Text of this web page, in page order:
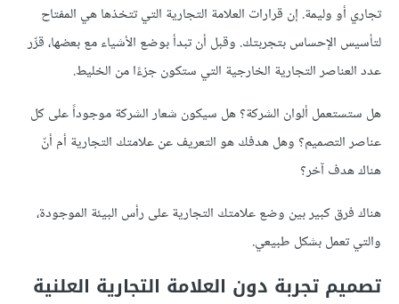
تجاري أو وليمة. إن قرارات العلامة التجارية التي تتخذها هي المفتاح
لتأسيس الإحساس بتجربتك. وقبل أن تبدأ بوضع الأشياء مع بعضها، قرِّر
عدد العناصر التجارية الخارجية التي ستكون جزءًا من الخليط.
هل ستستعمل ألوان الشركة؟ هل سيكون شعار الشركة موجوداً على كل
عناصر التصميم؟ وهل هدفك هو التعريف عن علامتك التجارية أم أنّ
هناك هدف آخر؟
هناك فرق كبير بين وضع علامتك التجارية على رأس البيئة الموجودة،
والتي تعمل بشكل طبيعي.
تصميم تجربة دون العلامة التجارية العلنية